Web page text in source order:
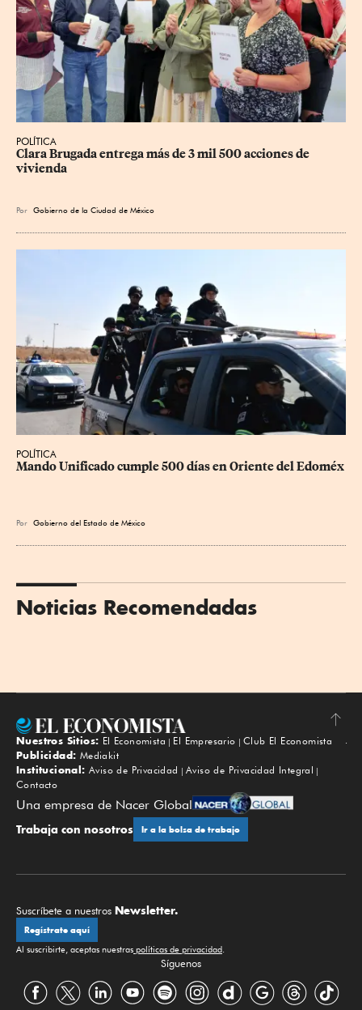
POLÍTICA
Clara Brugada entrega más de 3 mil 500 acciones de
vivienda
Por Gobierno de la Ciudad de México
POLÍTICA
Mando Unificado cumple 500 días en Oriente del Edoméx
Por Gobierno del Estado de México
Noticias Recomendadas
Subir
Nuestros Sitios: El Economista El Empresario
Club El Economista
Publicidad: Mediakit
Institucional: Aviso de Privacidad
Aviso de Privacidad Integral
Contacto
Una empresa de Nacer Global
Trabaja con nosotros Ir a la bolsa de trabajo
Suscríbete a nuestros Newsletter.
Regístrate aquí
Al suscribirte, aceptas nuestras políticas de privacidad.
Síguenos